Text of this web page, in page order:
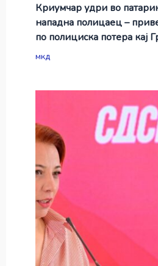
Криумчар удри во
нападна полицаец –
по полициска потера кај
мкд